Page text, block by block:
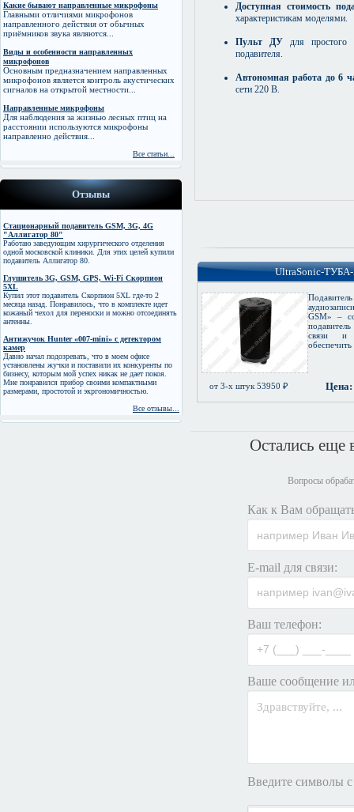
Какие бывают направленные микрофоны
Главными отличиями микрофонов
направленного действия от обычных
приёмников звука являются...
Виды и особенности направленных
микрофонов
Основным предназначением направленных
микрофонов является контроль акустических
сигналов на открытой местности...
Направленные микрофоны
Для наблюдения за жизнью лесных птиц на
расстоянии используются микрофоны
направленно действия...
Все статьи...
Отзывы
Стационарный подавитель GSM, 3G, 4G
"Аллигатор 80"
Работаю заведующим хирургического отделения
одной московской клиники. Для этих целей купили
подавитель Аллигатор 80.
Глушитель 3G, GSM, GPS, Wi-Fi Скорпион
5XL
Купил этот подавитель Скорпион 5XL где-то 2
месяца назад. Понравилось, что в комплекте идет
кожаный чехол для переноски и можно отсоединять
антенны.
Антижучок Hunter «007-mini» с детектором
камер
Давно начал подозревать, что в моем офисе
установлены жучки и поставили их конкуренты по
бизнесу, которым мой успех никак не дает покоя.
Мне понравился прибор своими компактными
размерами, простотой и экргономичностью.
Все отзывы...
Доступная стоимость
характеристикам моделями.
Пульт ДУ для простого
подавителя.
Автономная работа до 6
сети 220 В.
UltraSonic-
GSM» –
связи и
обеспечить
от 3-х штук 53950 ₽ Цена:
Остались
Вопросы
Как к Вам
E-mail для связи:
Ваш телефон:
Ваше сообщение
Введите символы